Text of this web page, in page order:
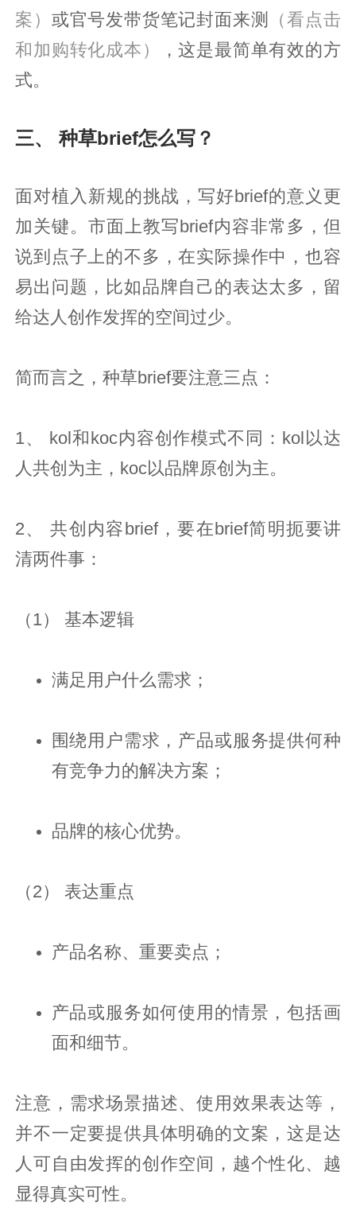
案） 或官号发带货笔记封面来测
（看点击
和加购转化成本）
，这是最简单有效的方
式。
三、 种草brief怎么写？
面对植入新规的挑战，写好brief的意义更
加关键。市面上教写brief内容非常多，但
说到点子上的不多，在实际操作中，也容
易出问题，比如品牌自己的表达太多，留
给达人创作发挥的空间过少。
简而言之，种草brief要注意三点：
1、 kol和koc内容创作模式不同：kol以达
人共创为主，koc以品牌原创为主。
2、 共创内容brief，要在brief简明扼要讲
清两件事：
（1） 基本逻辑
满足用户什么需求；
围绕用户需求，产品或服务提供何种
有竞争力的解决方案；
品牌的核心优势。
（2） 表达重点
产品名称、重要卖点；
产品或服务如何使用的情景，包括画
面和细节。
注意，需求场景描述、使用效果表达等，
并不一定要提供具体明确的文案，这是达
人可自由发挥的创作空间，越个性化、越
显得真实可性。